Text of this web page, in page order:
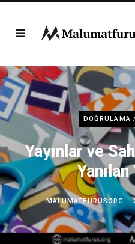
DOĞRULAMA
Yayınlar ve
MALUMATFURUSORG